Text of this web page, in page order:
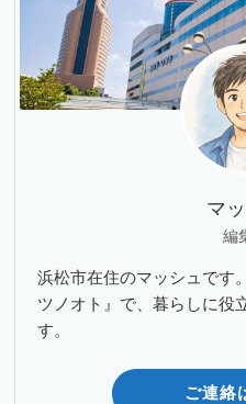
マ
編
浜松市在住のマッシュです
ツノオト』で、暮らしに役
す。
ご連絡